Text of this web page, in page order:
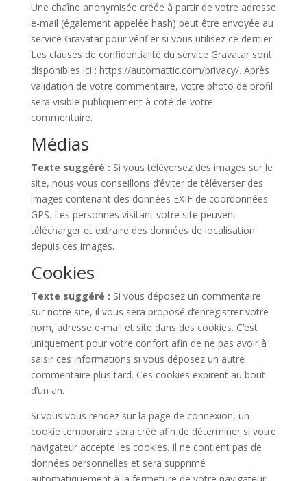
Une chaîne anonymisée créée à partir de votre adresse
e-mail (également appelée hash) peut être envoyée au
service Gravatar pour vérifier si vous utilisez ce dernier.
Les clauses de confidentialité du service Gravatar sont
disponibles ici : https://automattic.com/privacy/. Après
validation de votre commentaire, votre photo de profil
sera visible publiquement à coté de votre
commentaire.
Médias
Texte suggéré : Si vous téléversez des images sur le
site, nous vous conseillons d’éviter de téléverser des
images contenant des données EXIF de coordonnées
GPS. Les personnes visitant votre site peuvent
télécharger et extraire des données de localisation
depuis ces images.
Cookies
Texte suggéré : Si vous déposez un commentaire
sur notre site, il vous sera proposé d’enregistrer votre
nom, adresse e-mail et site dans des cookies. C’est
uniquement pour votre confort afin de ne pas avoir à
saisir ces informations si vous déposez un autre
commentaire plus tard. Ces cookies expirent au bout
d’un an.
Si vous vous rendez sur la page de connexion, un
cookie temporaire sera créé afin de déterminer si votre
navigateur accepte les cookies. Il ne contient pas de
données personnelles et sera supprimé